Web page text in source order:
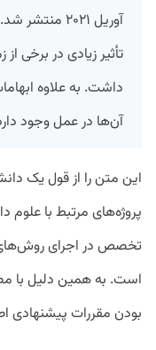
آوریل ۲۰۲۱
تأثیر زیادی در
داشت. به علاوه
آن‌ها در عمل وجود
این متن را از قول یک
پروژه‌های مرتبط با علوم
تخصص در اجرای
است. به همین دلیل با
بودن مقررات